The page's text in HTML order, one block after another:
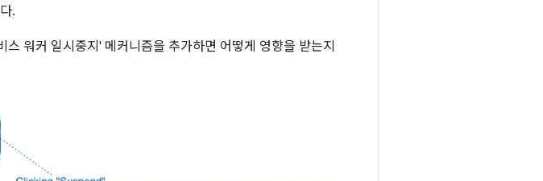
.
워커 일시중지' 메커니즘을 추가하면 어떻게 영향을 받는지